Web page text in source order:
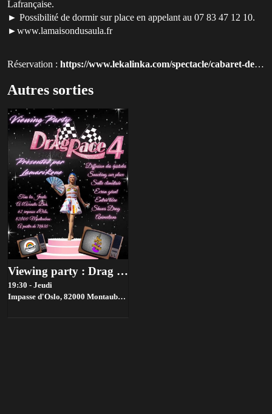
Lafrançaise.
► Possibilité de dormir sur place en appelant au 07 83 47 12 10.
►www.lamaisondusaula.fr
Réservation : https://www.lekalinka.com/spectacle/cabaret-decadent/?utm_source=qluvis.com
Autres sorties
Viewing party : Drag Race France
19:30 - Jeudi
Impasse d'Oslo, 82000 Montauban, France,